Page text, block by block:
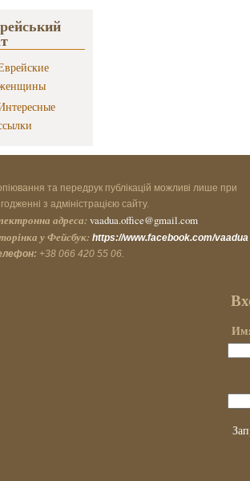
та передрук публікацій можливі лише при
з адміністрацією сайту.
адреса: vaadua.office@gmail.com
у Фейсбук: https://www.facebook.com/vaadua
+38 066 420 55 06.